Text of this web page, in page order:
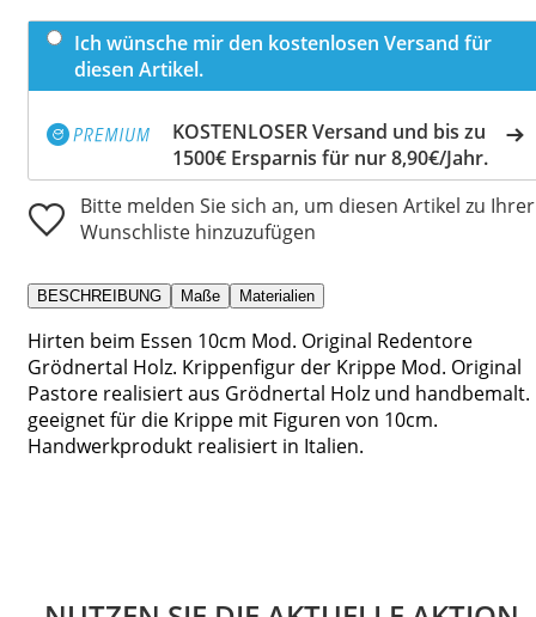
Ich wünsche mir den kostenlosen Versand für
diesen Artikel.
KOSTENLOSER Versand und bis zu
1500€ Ersparnis für nur 8,90€/Jahr.
Bitte melden Sie sich an, um diesen Artikel zu Ihrer
Wunschliste hinzuzufügen
BESCHREIBUNG Maße Materialien
Hirten beim Essen 10cm Mod. Original Redentore
Grödnertal Holz. Krippenfigur der Krippe Mod. Original
Pastore realisiert aus Grödnertal Holz und handbemalt.
geeignet für die Krippe mit Figuren von 10cm.
Handwerkprodukt realisiert in Italien.